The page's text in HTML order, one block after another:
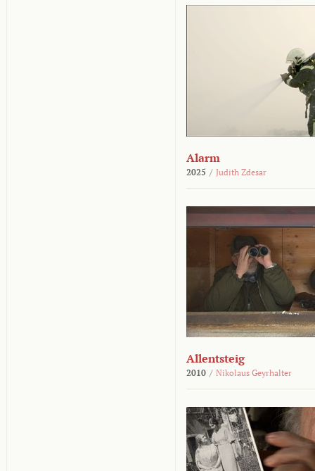
Alarm
2025 / Judith Zdesar
Allentsteig
2010 / Nikolaus Geyrhalter